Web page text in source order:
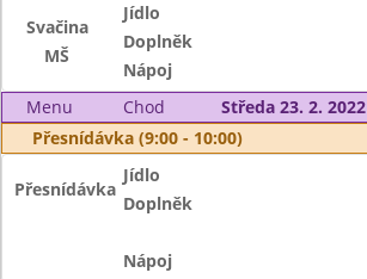
Svačina
MŠ
Jídlo
Doplněk
Nápoj
Menu
Chod
Středa 23. 2. 2022
Přesnídávka (9:00 - 10:00)
Přesnídávka
Jídlo
Doplněk
Nápoj